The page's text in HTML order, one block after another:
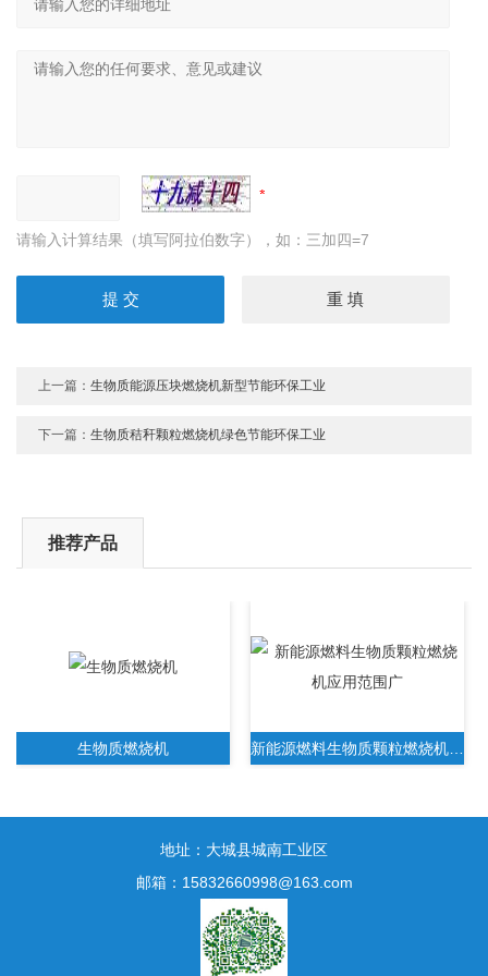
请输入计算结果（填写阿拉伯数字），如：三加四=7
上一篇：生物质能源压块燃烧机新型节能环保工业
下一篇：生物质秸秆颗粒燃烧机绿色节能环保工业
推荐产品
生物质燃烧机 新能源燃料生物质颗粒燃烧机应用范围广
新一代生物质木屑颗粒燃烧机无需人工操作
地址：大城县城南工业区
邮箱：15832660998@163.com